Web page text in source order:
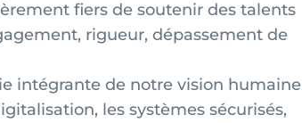
fiers de soutenir des talents
rigueur, dépassement de
intégrante de notre vision humaine
les systèmes sécurisés,